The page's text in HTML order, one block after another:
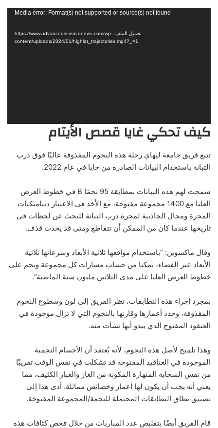
Media error: Format(s) not supported or source(s) not found
تحميل الملف: https://www.advancedsciencenews.com/wp-
content/uploads/2024/01/highlat_trajectories.mp4?_=1
كيف تحكي غايا قصص الأيتام
تتبع فريق جامعة ليهاي رحلة هذه النجوم المقذوفة عاليًا فوق درب
التبانة باستخدام البيانات الصادرة من جايا في عام 2022.
سمحت لهم هذه البيانات بمطابقة 95 نجمًا B في خطوط العرض
العليا مع 1400 مجموعة مفتوحة، مع الأخذ في الاعتبار ديناميكيات
المجرة ومجال الجاذبية لمجرة درب التبانة للبحث عن لحظات في
تاريخها عندما كان من الممكن أن تتقاطع ومتى قد يحدث قذف.
وقال ماكسوين: “باستخدام مواقعها ثلاثية الأبعاد وسرعاتها ثلاثية
الأبعاد عبر الفضاء، تمكنا من حساب مسارات كل مجموعة ونجم على
خطوط العرض العليا على مدى الثلاثين مليون سنة الماضية”.
بمجرد إجراء هذه التطابقات، نظر الفريق إلى لون وسطوع النجوم
المقذوفة، وحدد أعمارها وقارنها بالنجوم التي لا تزال موجودة في
العنقود المفتوح الذي يبدو أنها نشأت منه.
وهذا تلميح لأصل هذه النجوم، لأنه يُعتقد أن الأجسام النجمية
الموجودة في العناقيد المفتوحة قد تشكلت في نفس الوقت تقريبًا
من نفس السحابة المنهارة المكونة من الغاز والغبار الكثيف، مما
يعني أنه يجب أن يكون لها أعمار وخصائص مماثلة. أدى هذا إلى
تضييق نطاق التطابقات المحتملة للنجمة/المجموعة المفتوحة.
قام الفريق أيضًا بتقليص عدد المباريات من خلال فحص كثافات هذه